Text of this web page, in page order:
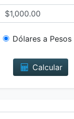
Dólares a Pesos
Calcular